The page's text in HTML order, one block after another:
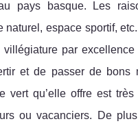
pays basque. Les
naturel, espace sportif,
par
et de passer de bons
vert qu’elle offre est très
ou vacanciers. De